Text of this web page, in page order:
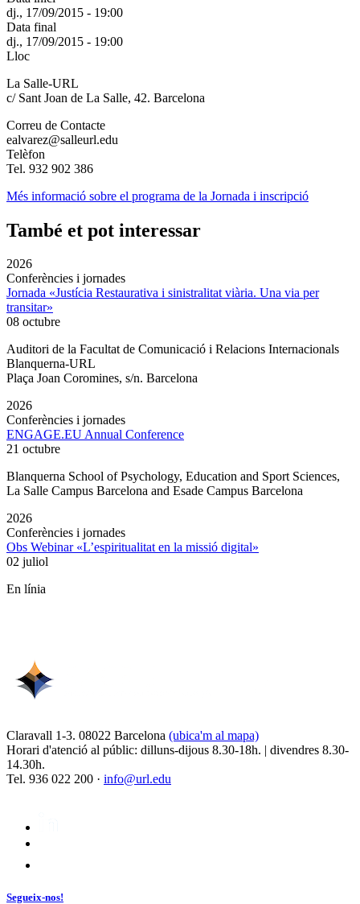
dj., 17/09/2015 - 19:00
Data final
dj., 17/09/2015 - 19:00
Lloc
La Salle-URL
c/ Sant Joan de La Salle, 42. Barcelona
Correu de Contacte
ealvarez@salleurl.edu
Telèfon
Tel. 932 902 386
Més informació sobre el programa de la Jornada i inscripció
També et pot interessar
2026
Conferències i jornades
Jornada «Justícia Restaurativa i sinistralitat viària. Una via per
transitar»
08 octubre
Auditori de la Facultat de Comunicació i Relacions Internacionals
Blanquerna-URL
Plaça Joan Coromines, s/n. Barcelona
2026
Conferències i jornades
ENGAGE.EU Annual Conference
21 octubre
Blanquerna School of Psychology, Education and Sport Sciences,
La Salle Campus Barcelona and Esade Campus Barcelona
2026
Conferències i jornades
Obs Webinar «L’espiritualitat en la missió digital»
02 juliol
En línia
Claravall 1-3. 08022 Barcelona (ubica'm al mapa)
Horari d'atenció al públic: dilluns-dijous 8.30-18h. | divendres 8.30-
14.30h.
Tel. 936 022 200 · info@url.edu
Segueix-nos!